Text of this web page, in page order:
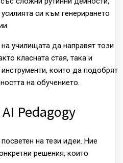
си към генерирането
училищата да направят този
класната стая, така и
които да подобрят
на обучението.
Pedagogy
на тези идеи. Ние
решения, които